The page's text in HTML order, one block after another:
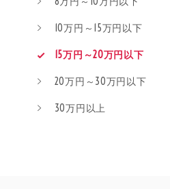
10万円～15万円以下
15万円～20万円以下
20万円～30万円以下
30万円以上